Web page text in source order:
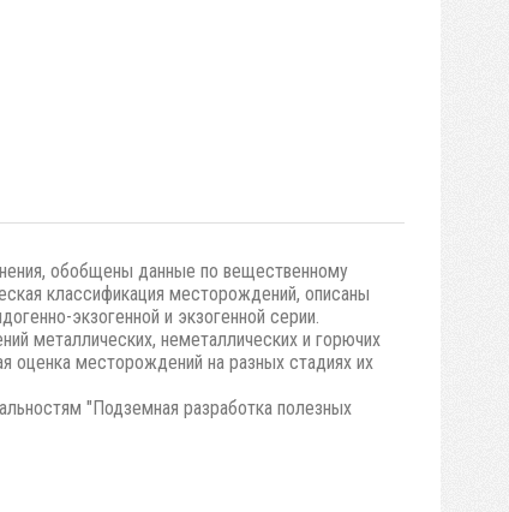
обобщены данные по вещественному
классификация месторождений, описаны
экзогенной и экзогенной серии.
металлических, неметаллических и горючих
оценка месторождений на разных стадиях их
"Подземная разработка полезных